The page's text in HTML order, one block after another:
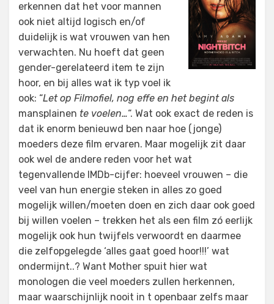
erkennen dat het voor mannen
ook niet altijd logisch en/of
duidelijk is wat vrouwen van hen
verwachten. Nu hoeft dat geen
gender-gerelateerd item te zijn
hoor, en bij alles wat ik typ voel ik
ook: “Let op Filmofiel, nog effe en het begint als
mansplainen te voelen…“. Wat ook exact de reden is
dat ik enorm benieuwd ben naar hoe (jonge)
moeders deze film ervaren. Maar mogelijk zit daar
ook wel de andere reden voor het wat
tegenvallende IMDb-cijfer: hoeveel vrouwen – die
veel van hun energie steken in alles zo goed
mogelijk willen/moeten doen en zich daar ook goed
bij willen voelen – trekken het als een film zó eerlijk
mogelijk ook hun twijfels verwoordt en daarmee
die zelfopgelegde ‘alles gaat goed hoor!!!’ wat
ondermijnt..? Want Mother spuit hier wat
monologen die veel moeders zullen herkennen,
maar waarschijnlijk nooit in t openbaar zelfs maar